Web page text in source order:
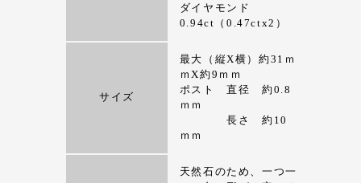
ダイヤモンド
0.94ct（0.47ctx2）
サイズ
最大（縦X横）約31ｍ
ｍX約9ｍｍ
ポスト 直径 約0.8
ｍｍ
長さ 約10
ｍｍ
天然石のため、一つ一